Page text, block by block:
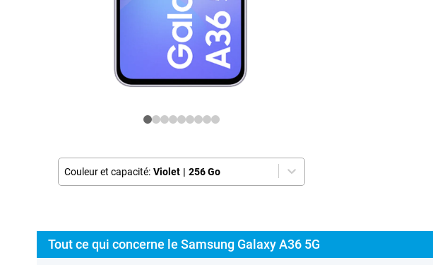
Couleur et capacité: Violet | 256 Go
Tout ce qui concerne le Samsung Galaxy A36 5G